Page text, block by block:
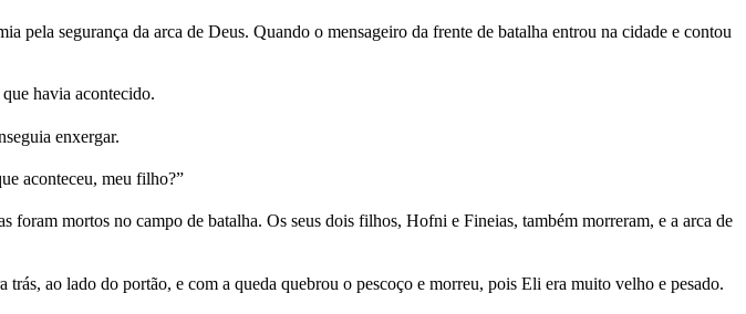
pela segurança da arca de Deus. Quando o mensageiro da frente de batalha entrou na cidade e contou
havia acontecido.
enxergar.
aconteceu, meu filho?”
mortos no campo de batalha. Os seus dois filhos, Hofni e Fineias, também morreram, e a arca de
ao lado do portão, e com a queda quebrou o pescoço e morreu, pois Eli era muito velho e pesado.